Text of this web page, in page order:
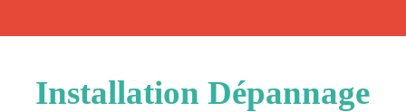
Installation Dépannage